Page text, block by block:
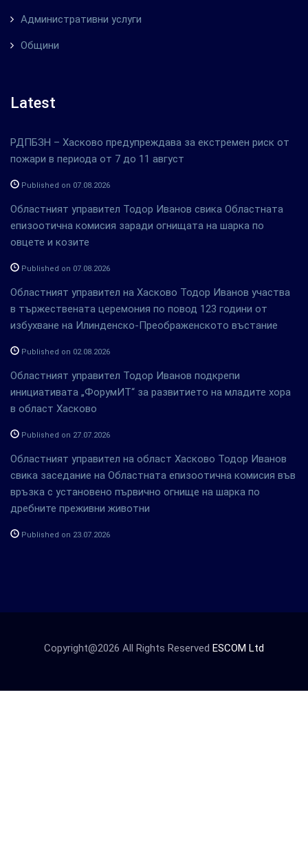
Административни услуги
Общини
Latest
РДПБЗН – Хасково предупреждава за екстремен риск от
пожари в периода от 7 до 11 август
Published on 07.08.2026
Областният управител Тодор Иванов свика Областната
епизоотична комисия заради огнищата на шарка по
овцете и козите
Published on 07.08.2026
Областният управител на Хасково Тодор Иванов участва
в тържествената церемония по повод 123 години от
избухване на Илинденско-Преображенското въстание
Published on 02.08.2026
Областният управител Тодор Иванов подкрепи
инициативата „ФорумИТ“ за развитието на младите хора
в област Хасково
Published on 27.07.2026
Областният управител на област Хасково Тодор Иванов
свика заседание на Областната епизоотична комисия във
връзка с установено първично огнище на шарка по
дребните преживни животни
Published on 23.07.2026
Copyright@2026 All Rights Reserved ESCOM Ltd